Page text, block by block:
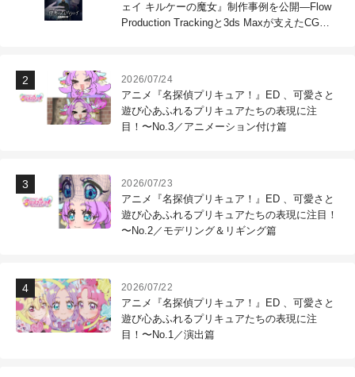
ェイ キルケーの魔女』制作事例を公開―Flow
Production Trackingと3ds Maxが支えたCG制
2026/07/24
アニメ『名探偵プリキュア！』ED 、可愛さと
遊び心あふれるプリキュアたちの表現に注
目！〜No.3／アニメーション付け篇
2026/07/23
アニメ『名探偵プリキュア！』ED 、可愛さと
遊び心あふれるプリキュアたちの表現に注目！
〜No.2／モデリング＆リギング篇
2026/07/22
アニメ『名探偵プリキュア！』ED 、可愛さと
遊び心あふれるプリキュアたちの表現に注
目！〜No.1／演出篇